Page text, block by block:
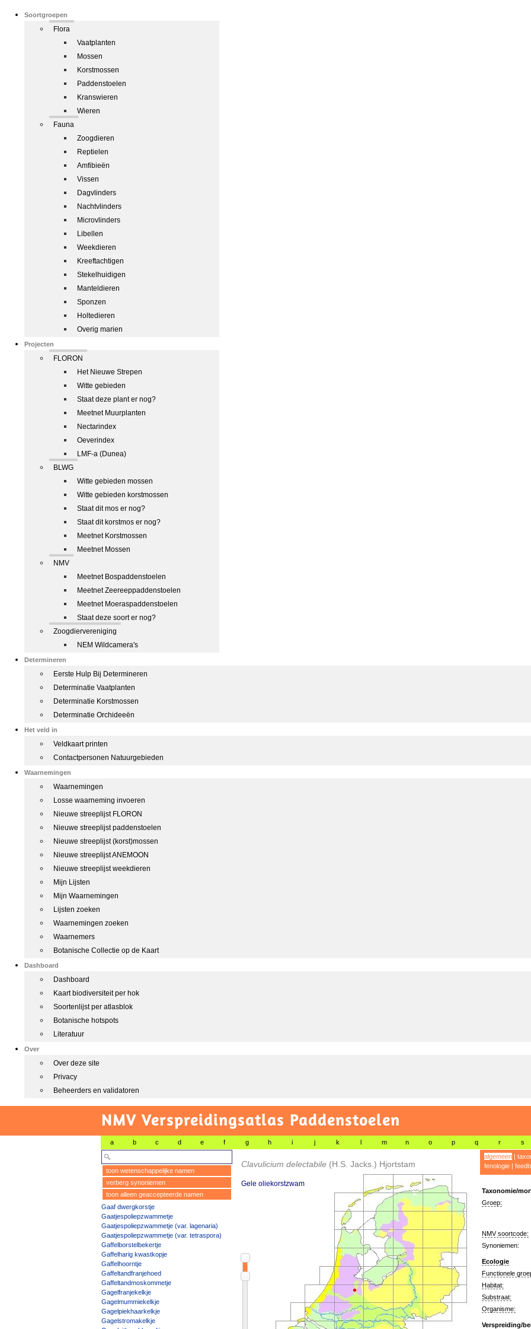
Soortgroepen
Flora
Vaatplanten
Mossen
Korstmossen
Paddenstoelen
Kranswieren
Wieren
Fauna
Zoogdieren
Reptielen
Amfibieën
Vissen
Dagvlinders
Nachtvlinders
Microvlinders
Libellen
Weekdieren
Kreeftachtigen
Stekelhuidigen
Manteldieren
Sponzen
Holtedieren
Overig marien
Projecten
FLORON
Het Nieuwe Strepen
Witte gebieden
Staat deze plant er nog?
Meetnet Muurplanten
Nectarindex
Oeverindex
LMF-a (Dunea)
BLWG
Witte gebieden mossen
Witte gebieden korstmossen
Staat dit mos er nog?
Staat dit korstmos er nog?
Meetnet Korstmossen
Meetnet Mossen
NMV
Meetnet Bospaddenstoelen
Meetnet Zeereeppaddenstoelen
Meetnet Moeraspaddenstoelen
Staat deze soort er nog?
Zoogdiervereniging
NEM Wildcamera's
Determineren
Eerste Hulp Bij Determineren
Determinatie Vaatplanten
Determinatie Korstmossen
Determinatie Orchideeën
Het veld in
Veldkaart printen
Contactpersonen Natuurgebieden
Waarnemingen
Waarnemingen
Losse waarneming invoeren
Nieuwe streeplijst FLORON
Nieuwe streeplijst paddenstoelen
Nieuwe streeplijst (korst)mossen
Nieuwe streeplijst ANEMOON
Nieuwe streeplijst weekdieren
Mijn Lijsten
Mijn Waarnemingen
Lijsten zoeken
Waarnemingen zoeken
Waarnemers
Botanische Collectie op de Kaart
Dashboard
Dashboard
Kaart biodiversiteit per hok
Soortenlijst per atlasblok
Botanische hotspots
Literatuur
Over
Over deze site
Privacy
Beheerders en validatoren
NMV Verspreidingsatlas Paddenstoelen
a b c d e f g h i j k l m n o p q r s
toon wetenschappelijke namen
verberg synoniemen
toon alleen geaccepteerde namen
Gaaf dwergkorstje
Gaatjespoliepzwammetje
Gaatjespoliepzwammetje (var. lagenaria)
Gaatjespoliepzwammetje (var. tetraspora)
Gaffelborstelbekertje
Gaffelharig kwastkopje
Gaffelhoorntje
Gaffeltandfranjehoed
Gaffeltandmoskommetje
Gagelfranjekelkje
Gagelmummiekelkje
Gagelpiekhaarkelkje
Gagelstromakelkje
Clavulicium delectabile (H.S. Jacks.) Hjortstam
Gele oliekorstzwam
algemeen|
fenologie|
Taxonomie/
Groep:
NMV soortcode:
Synoniemen:
Ecologie
Functionele
Habitat:
Substraat:
Organisme:
Verspreiding/